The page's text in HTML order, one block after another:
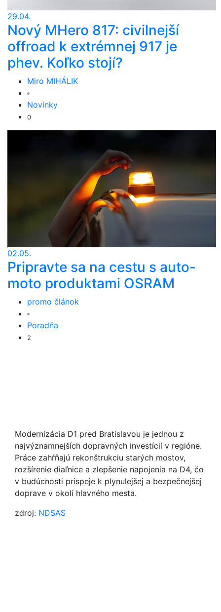
29.04.
Nový MHero 817: civilnejší
offroad k extrémnej 917 je
phev. Koľko stojí?
Miro MIHÁLIK
Novinky
0
02.05.
Pripravte sa na cestu s auto-
moto produktami OSRAM
promo článok
Poradňa
2
Modernizácia D1 pred Bratislavou je jednou z
najvýznamnejších dopravných investícií v regióne.
Práce zahŕňajú rekonštrukciu starých mostov,
rozšírenie diaľnice a zlepšenie napojenia na D4, čo
v budúcnosti prispeje k plynulejšej a bezpečnejšej
doprave v okolí hlavného mesta.
zdroj: NDSAS